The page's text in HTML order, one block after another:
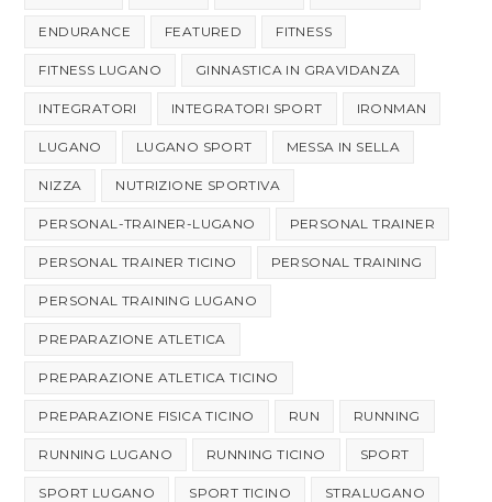
ENDURANCE FEATURED FITNESS
FITNESS LUGANO GINNASTICA IN GRAVIDANZA
INTEGRATORI INTEGRATORI SPORT IRONMAN
LUGANO LUGANO SPORT MESSA IN SELLA
NIZZA NUTRIZIONE SPORTIVA
PERSONAL-TRAINER-LUGANO PERSONAL TRAINER
PERSONAL TRAINER TICINO PERSONAL TRAINING
PERSONAL TRAINING LUGANO
PREPARAZIONE ATLETICA
PREPARAZIONE ATLETICA TICINO
PREPARAZIONE FISICA TICINO RUN RUNNING
RUNNING LUGANO RUNNING TICINO SPORT
SPORT LUGANO SPORT TICINO STRALUGANO